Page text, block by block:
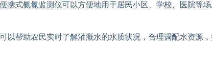
式氨氮监测仪可以方便地用于居民小区、学校、医院等
帮助农民实时了解灌溉水的水质状况，合理调配水资源